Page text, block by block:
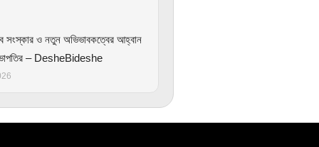
সংস্কার ও নতুন অভিভাবকত্বের আহ্বান
– DesheBideshe